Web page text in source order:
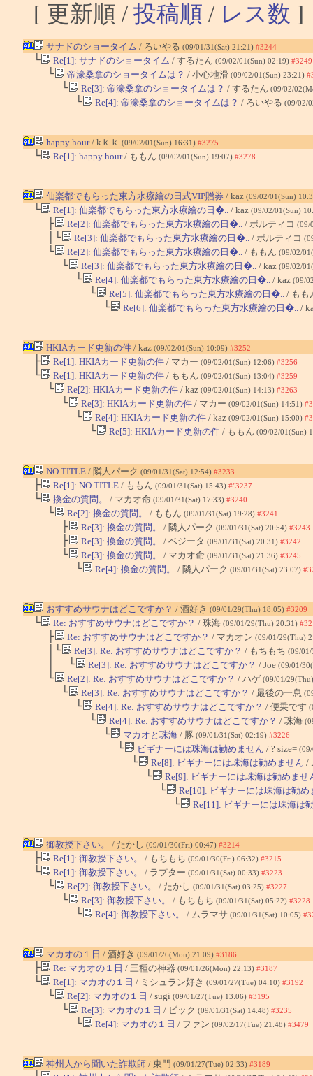
[ 更新順 / 投稿順 / レス数 ]
サナドのショータイム / ろいやる (09/01/31(Sat) 21:21) #3244
└ Re[1]: サナドのショータイム / するたん (09/02/01(Sun) 02:19) #3249
└ 帝濠桑拿のショータイムは？ / 小心地滑 (09/02/01(Sun) 23:21)
└ Re[3]: 帝濠桑拿のショータイムは？ / するたん (09/02/
└ Re[4]: 帝濠桑拿のショータイムは？ / ろいやる (09/02/
happy hour/ kｋｋ (09/02/01(Sun) 16:31) #3275
└ Re[1]: happy hour/ ももん (09/02/01(Sun) 19:07) #3278
仙楽都でもらった東方水療繪の日式VIP贈券 / kaz (09/02/01(Sun)
└ Re[1]: 仙楽都でもらった東方水療繪の日�../ kaz (09/02/01(Sun)
├ Re[2]: 仙楽都でもらった東方水療繪の日�../ ポルティコ (09/
│└ Re[3]: 仙楽都でもらった東方水療繪の日�../ ポルティコ
└ Re[2]: 仙楽都でもらった東方水療繪の日�../ ももん (09/02/
└ Re[3]: 仙楽都でもらった東方水療繪の日�../ kaz (09/02/
└ Re[4]: 仙楽都でもらった東方水療繪の日�../ kaz (09/
└ Re[5]: 仙楽都でもらった東方水療繪の日�../ もも
└ Re[6]: 仙楽都でもらった東方水療繪の日�../
HKIAカード更新の件/ kaz (09/02/01(Sun) 10:09) #3252
├ Re[1]: HKIAカード更新の件/ マカー (09/02/01(Sun) 12:06) #3256
└ Re[1]: HKIAカード更新の件/ ももん (09/02/01(Sun) 13:04) #3259
└ Re[2]: HKIAカード更新の件/ kaz (09/02/01(Sun) 14:13) #3263
└ Re[3]: HKIAカード更新の件/ マカー (09/02/01(Sun) 14:51)
└ Re[4]: HKIAカード更新の件/ kaz (09/02/01(Sun) 15:00)
└ Re[5]: HKIAカード更新の件/ ももん (09/02/01(Sun)
NO TITLE/ 隣人パーク (09/01/31(Sat) 12:54) #3233
├ Re[1]: NO TITLE/ ももん (09/01/31(Sat) 15:43) #"3237
└ 換金の質問。 / マカオ命 (09/01/31(Sat) 17:33) #3240
└ Re[2]: 換金の質問。 / ももん (09/01/31(Sat) 19:28) #3241
├ Re[3]: 換金の質問。 / 隣人パーク (09/01/31(Sat) 20:54) #3243
├ Re[3]: 換金の質問。 / ベジータ (09/01/31(Sat) 20:31) #3242
└ Re[3]: 換金の質問。 / マカオ命 (09/01/31(Sat) 21:36) #3245
└ Re[4]: 換金の質問。 / 隣人パーク (09/01/31(Sat) 23:07)
おすすめサウナはどこですか？ / 酒好き (09/01/29(Thu) 18:05) #3209
└ Re: おすすめサウナはどこですか？ / 珠海 (09/01/29(Thu) 20:31)
├ Re: おすすめサウナはどこですか？ / マカオン (09/01/29(Thu)
│└ Re[3]: Re: おすすめサウナはどこですか？ / もちもち (09/
│ └ Re[3]: Re: おすすめサウナはどこですか？ / Joe (09/01/
└ Re[2]: Re: おすすめサウナはどこですか？ / ハゲ (09/01/
└ Re[3]: Re: おすすめサウナはどこですか？ / 最後の一息
└ Re[4]: Re: おすすめサウナはどこですか？ / 便乗です
└ Re[4]: Re: おすすめサウナはどこですか？ / 珠海
└ マカオと珠海/ 豚 (09/01/31(Sat) 02:19) #3226
└ ビギナーには珠海は勧めません / ? size=
└ Re[8]: ビギナーには珠海は勧めません /
└ Re[9]: ビギナーには珠海は勧めませ
└ Re[10]: ビギナーには珠海は勧め
└ Re[11]: ビギナーには珠海は
御教授下さい。 / たかし (09/01/30(Fri) 00:47) #3214
├ Re[1]: 御教授下さい。 / もちもち (09/01/30(Fri) 06:32) #3215
└ Re[1]: 御教授下さい。 / ラプター (09/01/31(Sat) 00:33) #3223
└ Re[2]: 御教授下さい。 / たかし (09/01/31(Sat) 03:25) #3227
└ Re[3]: 御教授下さい。 / もちもち (09/01/31(Sat) 05:22) #3228
└ Re[4]: 御教授下さい。 / ムラマサ (09/01/31(Sat) 10:05)
マカオの１日 / 酒好き (09/01/26(Mon) 21:09) #3186
├ Re: マカオの１日 / 三種の神器 (09/01/26(Mon) 22:13) #3187
└ Re[1]: マカオの１日 / ミシュラン好き (09/01/27(Tue) 04:10) #3192
└ Re[2]: マカオの１日 / sugi (09/01/27(Tue) 13:06) #3195
└ Re[3]: マカオの１日 / ビック (09/01/31(Sat) 14:48) #3235
└ Re[4]: マカオの１日 / ファン (09/02/17(Tue) 21:48) #3479
神州人から聞いた詐欺師 / 東門 (09/01/27(Tue) 02:33) #3189